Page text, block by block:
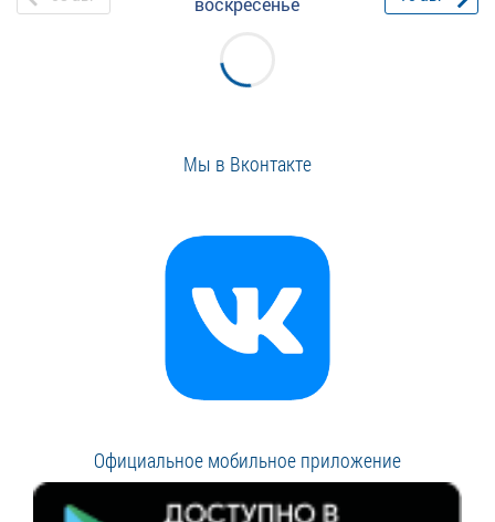
Мы в Вконтакте
Официальное мобильное приложение